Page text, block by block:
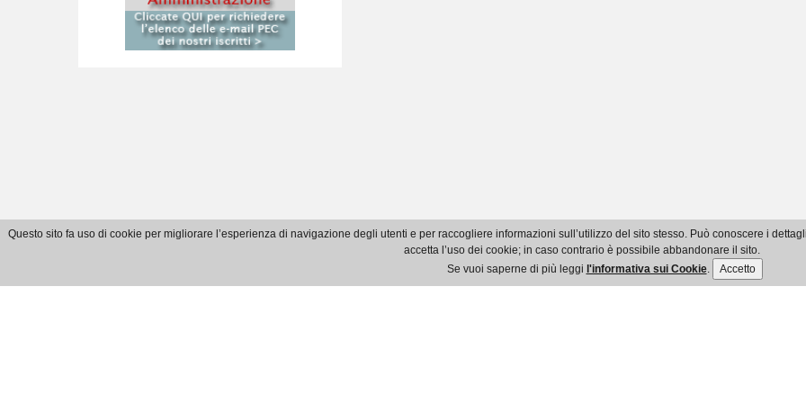
Questo sito fa uso di cookie per migliorare l’esperienza di navigazione degli utenti e per raccogliere informazioni sull’utilizzo del sito stesso. Può conoscere i
accetta l’uso dei cookie; in caso contrario è possibile abbandonare il sito.
Se vuoi saperne di più leggi l'informativa sui Cookie. Accetto